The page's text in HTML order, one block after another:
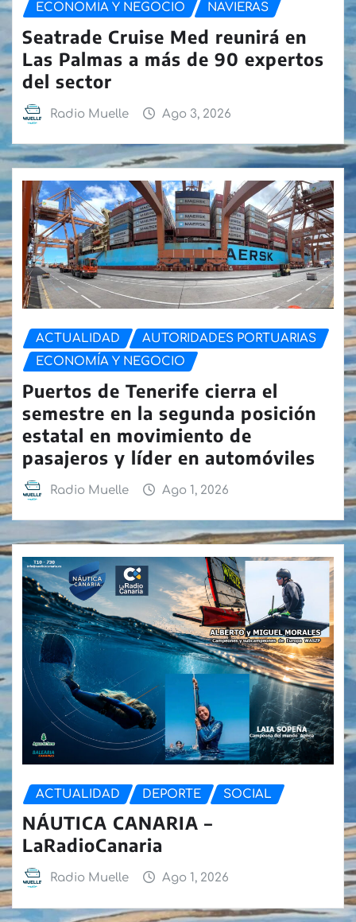
ECONOMÍA Y NEGOCIO
NAVIERAS
Seatrade Cruise Med reunirá en
Las Palmas a más de 90 expertos
del sector
Radio Muelle Ago 3, 2026
ACTUALIDAD
AUTORIDADES PORTUARIAS
ECONOMÍA Y NEGOCIO
Puertos de Tenerife cierra el
semestre en la segunda posición
estatal en movimiento de
pasajeros y líder en automóviles
Radio Muelle Ago 1, 2026
ACTUALIDAD DEPORTE SOCIAL
NÁUTICA CANARIA –
LaRadioCanaria
Radio Muelle Ago 1, 2026